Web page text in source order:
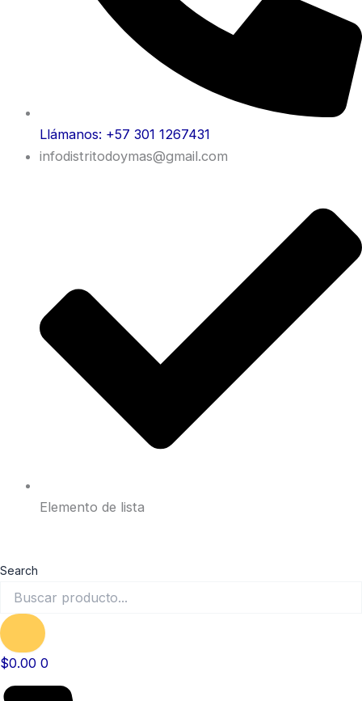
Llámanos: +57 301 1267431
infodistritodoymas@gmail.com
Elemento de lista
Search
$0.00 0